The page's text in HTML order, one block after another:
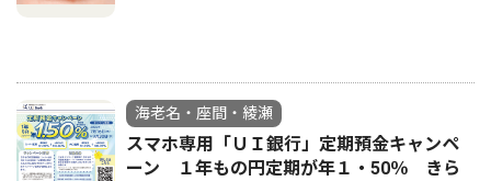
海老名・座間・綾瀬
スマホ専用「ＵＩ銀行」定期預金キャンペ
ーン １年もの円定期が年１・50％ きら